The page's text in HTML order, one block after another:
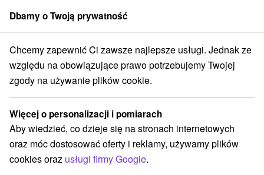
członek grupySorger
Žilinský kraj Belá - Dulice Penzión Babia hora Belá - Dulice
Penzión Babia hora Belá - Dulice
Belá - Dulice
REZERWACJA I WYBÓR OFERTY
Skontaktuj się bezpośrednio z właścicielem.
Dbamy o Twoją prywatność
Chcemy zapewnić Ci zawsze najlepsze usługi. Jednak ze
względu na obowiązujące prawo potrzebujemy Twojej
zgody na używanie plików cookie.
Więcej o personalizacji i pomiarach
Aby wiedzieć, co dzieje się na stronach internetowych
oraz móc dostosować oferty i reklamy, używamy plików
cookies oraz usługi firmy Google.